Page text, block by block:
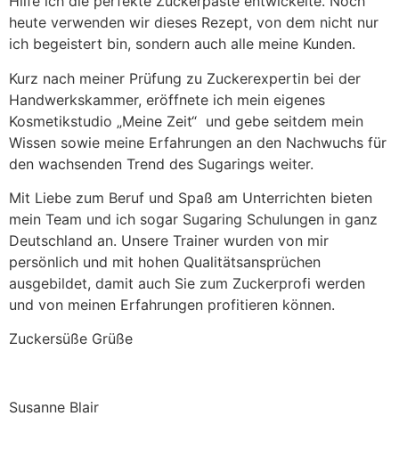
heute verwenden wir dieses Rezept, von dem nicht nur
ich begeistert bin, sondern auch alle meine Kunden.
Kurz nach meiner Prüfung zu Zuckerexpertin bei der
Handwerkskammer, eröffnete ich mein eigenes
Kosmetikstudio „Meine Zeit“ und gebe seitdem mein
Wissen sowie meine Erfahrungen an den Nachwuchs für
den wachsenden Trend des Sugarings weiter.
Mit Liebe zum Beruf und Spaß am Unterrichten bieten
mein Team und ich sogar Sugaring Schulungen in ganz
Deutschland an. Unsere Trainer wurden von mir
persönlich und mit hohen Qualitätsansprüchen
ausgebildet, damit auch Sie zum Zuckerprofi werden
und von meinen Erfahrungen profitieren können.
Zuckersüße Grüße
Susanne Blair